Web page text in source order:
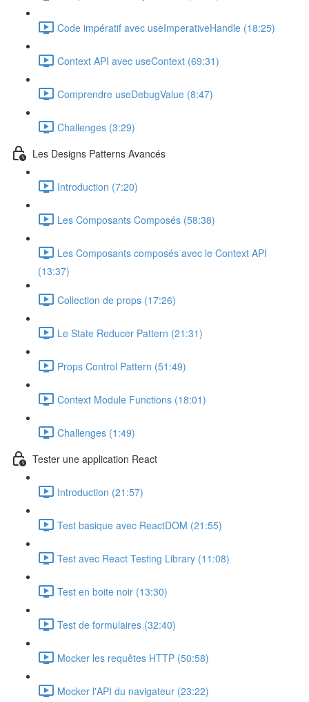
Code impératif avec useImperativeHandle (18:25)
Context API avec useContext (69:31)
Comprendre useDebugValue (8:47)
Challenges (3:29)
Les Designs Patterns Avancés
Introduction (7:20)
Les Composants Composés (58:38)
Les Composants composés avec le Context API
(13:37)
Collection de props (17:26)
Le State Reducer Pattern (21:31)
Props Control Pattern (51:49)
Context Module Functions (18:01)
Challenges (1:49)
Tester une application React
Introduction (21:57)
Test basique avec ReactDOM (21:55)
Test avec React Testing Library (11:08)
Test en boite noir (13:30)
Test de formulaires (32:40)
Mocker les requêtes HTTP (50:58)
Mocker l'API du navigateur (23:22)